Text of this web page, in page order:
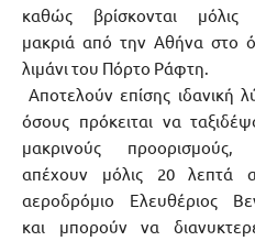
καθώς βρίσκονται μόλις
μακριά από την Αθήνα στο
λιμάνι του Πόρτο Ράφτη.
Αποτελούν επίσης ιδανική
όσους πρόκειται να
μακρινούς προορισμούς,
απέχουν μόλις 20 λεπτά
αεροδρόμιο Ελευθέριος
και μπορούν να